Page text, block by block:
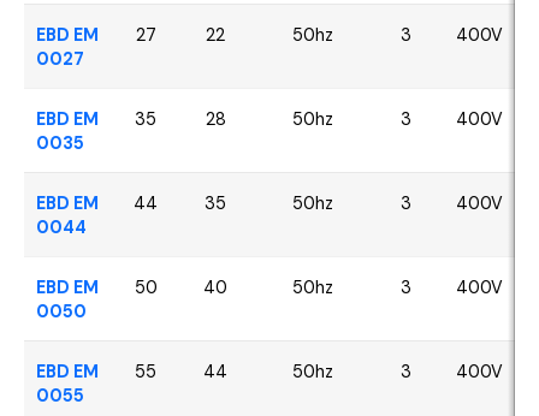
YANGDONG
EBD EM
0027
27 22 50hz 3 400V
EBD EM
0035
35 28 50hz 3 400V
EBD EM
0044
44 35 50hz 3 400V
EBD EM
0050
50 40 50hz 3 400V
EBD EM
0055
55 44 50hz 3 400V